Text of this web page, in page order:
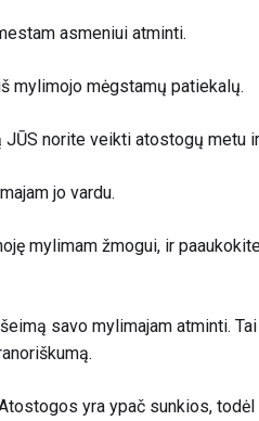
asmeniui atminti.
mylimojo mėgstamų patiekalų.
norite veikti atostogų metu
jo vardu.
mylimam žmogui, ir
savo mylimajam atminti.
yra ypač sunkios,